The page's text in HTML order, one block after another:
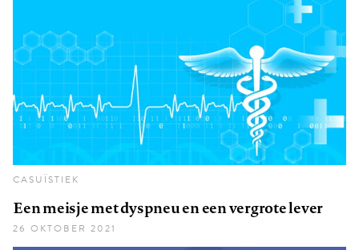
CASUÏSTIEK
Een meisje met dyspneu en een vergrote lever
26 OKTOBER 2021